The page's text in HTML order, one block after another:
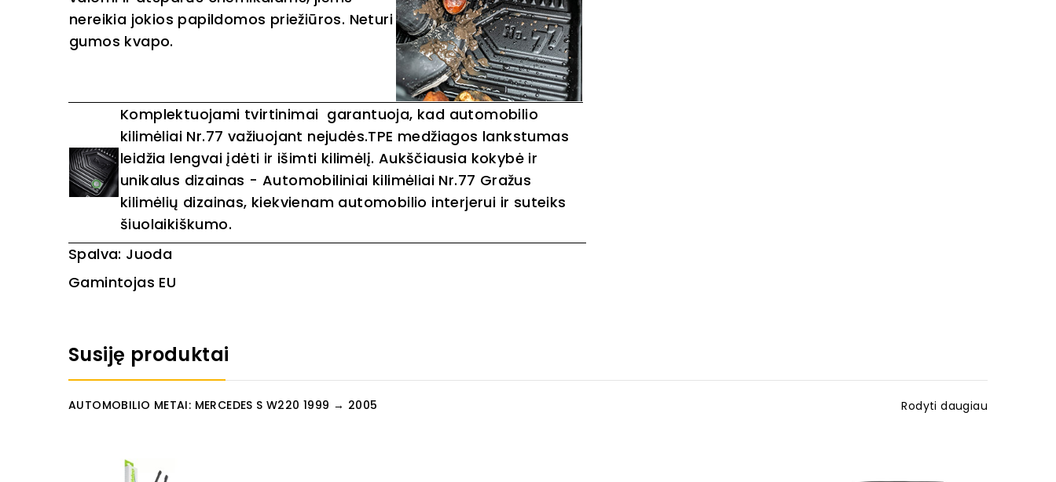
nereikia jokios papildomos priežiūros. Neturi
gumos kvapo.
Komplektuojami tvirtinimai garantuoja, kad automobilio
kilimėliai Nr.77 važiuojant nejudės.TPE medžiagos lankstumas
leidžia lengvai įdėti ir išimti kilimėlį. Aukščiausia kokybė ir
unikalus dizainas - Automobiliniai kilimėliai Nr.77 Gražus
kilimėlių dizainas, kiekvienam automobilio interjerui ir suteiks
šiuolaikiškumo.
Spalva: Juoda
Gamintojas EU
Susiję produktai
AUTOMOBILIO METAI: MERCEDES S W220 1999 → 2005 Rodyti daugiau